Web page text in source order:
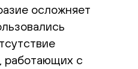
осложняет
работающих с